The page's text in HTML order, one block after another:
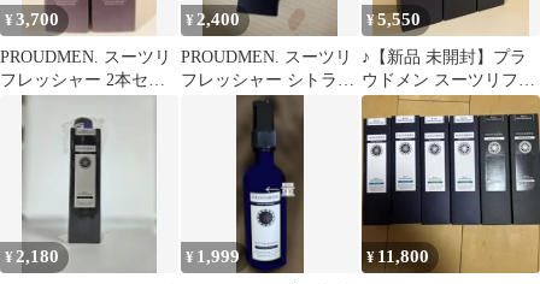
¥3,700
PROUDMEN. スーツリ
フレッシャー 2本セッ
¥ 2,400
PROUDMEN. スーツリ
フレッシャー シトラス
ムスク 200ml
¥5,550
♪【新品 未開封】プラ
ウドメン スーツリフレ
ッシャー 200ml 3本セ
ット♪
¥2,180 ¥ 1,999 ¥ 11,800